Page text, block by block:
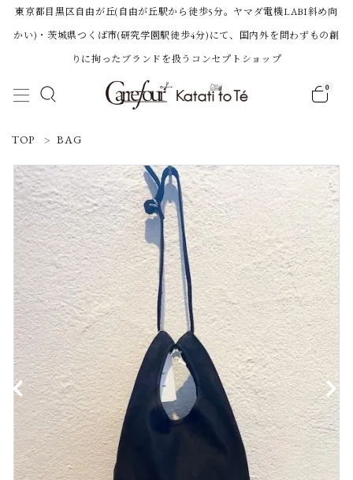
東京都目黒区自由が丘(自由が丘駅から徒歩5分。ヤマダ電機LABI斜め向
かい)・茨城県つくば市(研究学園駅徒歩4分)にて、国内外を問わずもの創
りに拘ったブランドを扱うコンセプトショップ
0
ACCOUNT MENU
ログイン 新規会員登録
Category
BRAND
NEWS
Guidelines
Carrefour
TOP BAG